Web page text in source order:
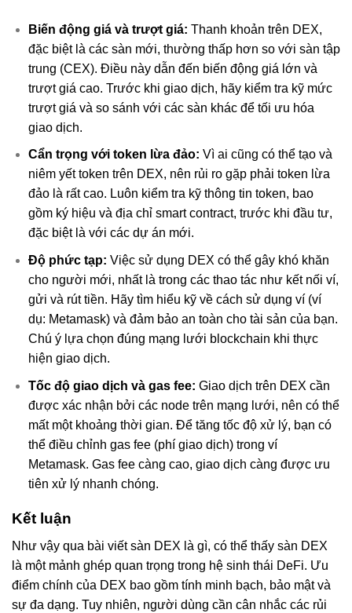
Biến động giá và trượt giá: Thanh khoản trên DEX,
đặc biệt là các sàn mới, thường thấp hơn so với sàn tập
trung (CEX). Điều này dẫn đến biến động giá lớn và
trượt giá cao. Trước khi giao dịch, hãy kiểm tra kỹ mức
trượt giá và so sánh với các sàn khác để tối ưu hóa
giao dịch.
Cẩn trọng với token lừa đảo: Vì ai cũng có thể tạo và
niêm yết token trên DEX, nên rủi ro gặp phải token lừa
đảo là rất cao. Luôn kiểm tra kỹ thông tin token, bao
gồm ký hiệu và địa chỉ smart contract, trước khi đầu tư,
đặc biệt là với các dự án mới.
Độ phức tạp: Việc sử dụng DEX có thể gây khó khăn
cho người mới, nhất là trong các thao tác như kết nối ví,
gửi và rút tiền. Hãy tìm hiểu kỹ về cách sử dụng ví (ví
dụ: Metamask) và đảm bảo an toàn cho tài sản của bạn.
Chú ý lựa chọn đúng mạng lưới blockchain khi thực
hiện giao dịch.
Tốc độ giao dịch và gas fee: Giao dịch trên DEX cần
được xác nhận bởi các node trên mạng lưới, nên có thể
mất một khoảng thời gian. Để tăng tốc độ xử lý, bạn có
thể điều chỉnh gas fee (phí giao dịch) trong ví
Metamask. Gas fee càng cao, giao dịch càng được ưu
tiên xử lý nhanh chóng.
Kết luận
Như vậy qua bài viết sàn DEX là gì, có thể thấy sàn DEX
là một mảnh ghép quan trọng trong hệ sinh thái DeFi. Ưu
điểm chính của DEX bao gồm tính minh bạch, bảo mật và
sự đa dạng. Tuy nhiên, người dùng cần cân nhắc các rủi